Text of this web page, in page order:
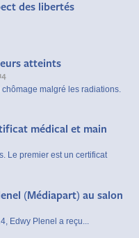
des libertés
atteints
chômage malgré les radiations.
médical et main
Le premier est un certificat
(Médiapart) au salon
Edwy Plenel a reçu...